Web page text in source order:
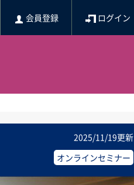
会員登録 ログイン
2025/11/19更新
オンラインセミナー